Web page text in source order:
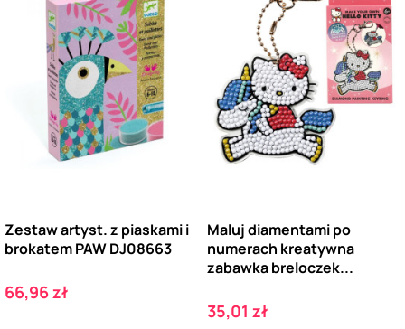
Zestaw artyst. z piaskami i
brokatem PAW DJ08663
Cena
66,96 zł
Maluj diamentami po
numerach kreatywna
zabawka breloczek...
Cena
35,01 zł